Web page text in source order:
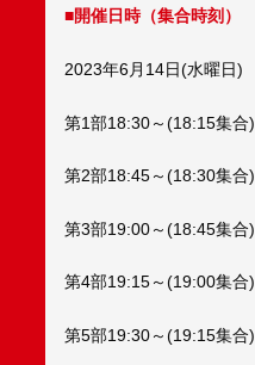
■開催日時（集合時刻）
2023年6月14日(水曜日)
第1部18:30～(18:15集合)
第2部18:45～(18:30集合)
第3部19:00～(18:45集合)
第4部19:15～(19:00集合)
第5部19:30～(19:15集合)